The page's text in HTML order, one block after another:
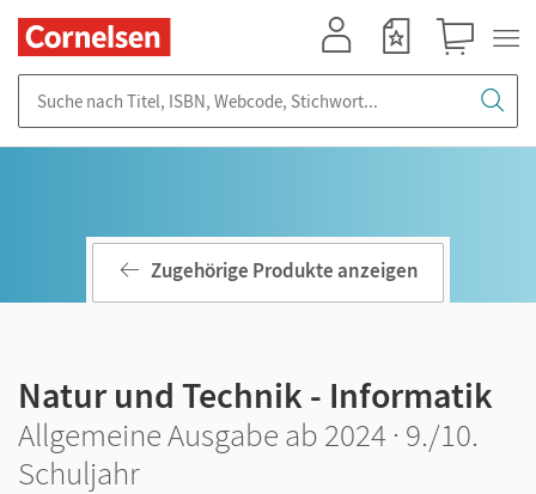
Zugehörige Produkte anzeigen
Natur und Technik - Informatik
Allgemeine Ausgabe ab 2024 · 9./10.
Schuljahr